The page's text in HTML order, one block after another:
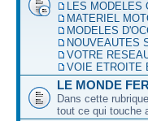
LES MODELES
MATERIEL
MODELES
NOUVEAUTES
VOTRE
VOIE ETROITE
LE MONDE
Dans cette
tout ce qui touche